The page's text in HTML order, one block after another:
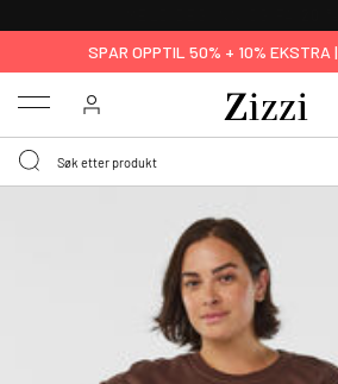
SPAR OPPTIL 50% + 10% EKSTRA |
Menu